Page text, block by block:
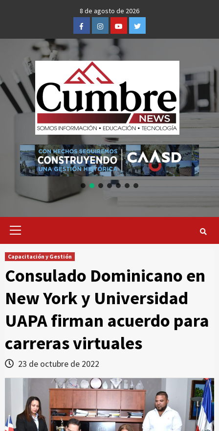
8 de agosto de 2026
FacebookInstagramYoutubeTwitter
Primary
Capacitación y Gestión
Consulado Dominicano en
New York y Universidad
UAPA firman acuerdo para
carreras virtuales
23 de octubre de 2022